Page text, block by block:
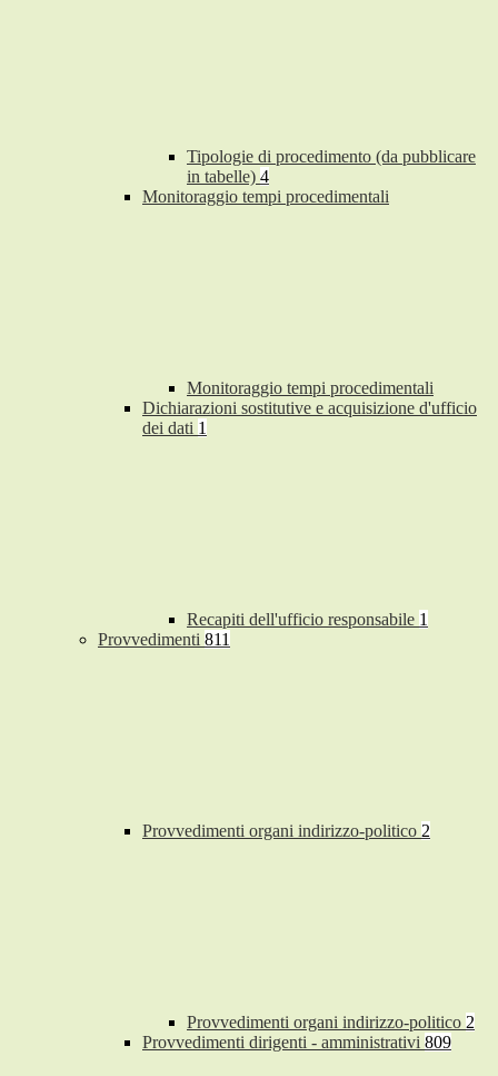
Tipologie di procedimento (da pubblicare
in tabelle) 4
Monitoraggio tempi procedimentali
Monitoraggio tempi procedimentali
Dichiarazioni sostitutive e acquisizione d'ufficio
dei dati 1
Recapiti dell'ufficio responsabile 1
Provvedimenti 811
Provvedimenti organi indirizzo-politico 2
Provvedimenti organi indirizzo-politico 2
Provvedimenti dirigenti - amministrativi 809